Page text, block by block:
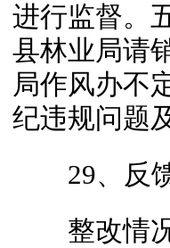
进行监督。
县林业局请
局作风办不
纪违规问题
29、反馈
整改情况